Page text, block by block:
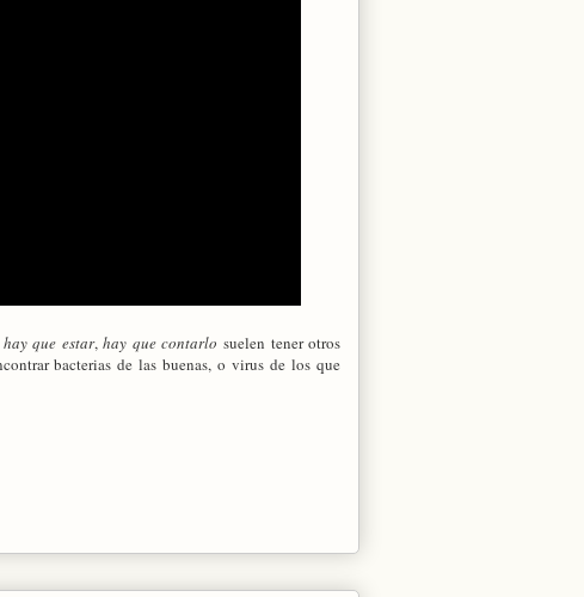
hay que estar,hay que contarlo suelen tener otros
bacterias de las buenas, o virus de los que